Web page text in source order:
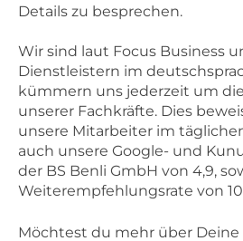
Details zu besprechen.
Wir sind laut Focus Business
Dienstleistern im
kümmern uns jederzeit um
unserer Fachkräfte. Dies
unsere Mitarbeiter im
auch unsere Google- und
der BS Benli GmbH von 4,9,
Weiterempfehlungsrate von
Möchtest du mehr über